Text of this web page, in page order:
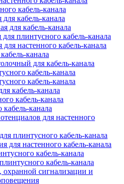
кабель-канала
кабель-канала
для кабель-канала
плинтусного кабель-канала
настенного кабель-канала
канала
для кабель-канала
кабель-канала
кабель-канала
кабель-канала
кабель-канала
кабель-канала
для настенного
плинтусного кабель-канала
для настенного кабель-канала
кабель-канала
кабель-канала